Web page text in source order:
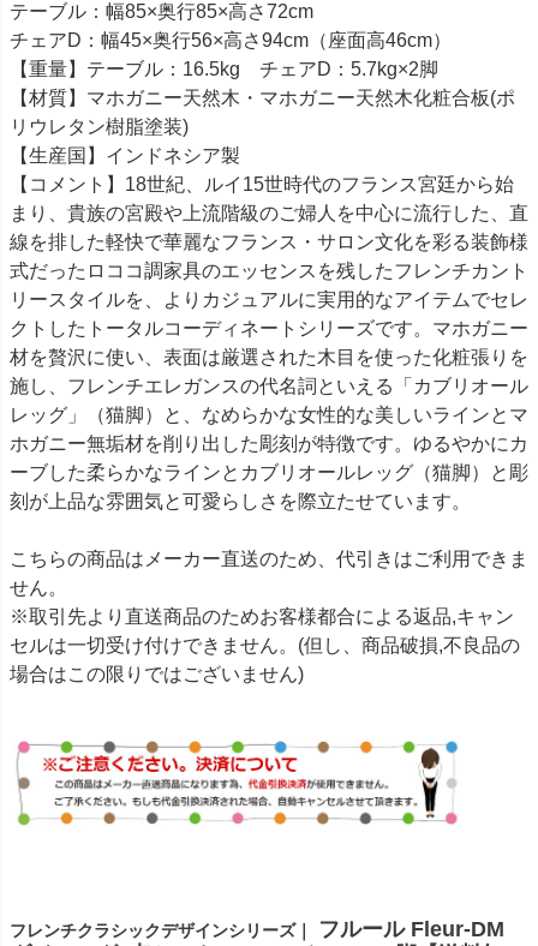
テーブル：幅85×奥行85×高さ72cm
チェアD：幅45×奥行56×高さ94cm（座面高46cm）
【重量】テーブル：16.5kg チェアD：5.7kg×2脚
【材質】マホガニー天然木・マホガニー天然木化粧合板(ポ
リウレタン樹脂塗装)
【生産国】インドネシア製
【コメント】18世紀、ルイ15世時代のフランス宮廷から始
まり、貴族の宮殿や上流階級のご婦人を中心に流行した、直
線を排した軽快で華麗なフランス・サロン文化を彩る装飾様
式だったロココ調家具のエッセンスを残したフレンチカント
リースタイルを、よりカジュアルに実用的なアイテムでセレ
クトしたトータルコーディネートシリーズです。マホガニー
材を贅沢に使い、表面は厳選された木目を使った化粧張りを
施し、フレンチエレガンスの代名詞といえる「カブリオール
レッグ」（猫脚）と、なめらかな女性的な美しいラインとマ
ホガニー無垢材を削り出した彫刻が特徴です。ゆるやかにカ
ーブした柔らかなラインとカブリオールレッグ（猫脚）と彫
刻が上品な雰囲気と可愛らしさを際立たせています。
こちらの商品はメーカー直送のため、代引きはご利用できま
せん。
※取引先より直送商品のためお客様都合による返品,キャン
セルは一切受け付けできません。(但し、商品破損,不良品の
場合はこの限りではございません)
フレンチクラシックデザインシリーズ｜
フルール Fleur-DM